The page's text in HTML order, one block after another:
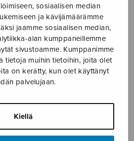
sosiaalisen median
ja kävijämäärämme
jaamme sosiaalisen median,
alan kumppaneillemme
sivustoamme. Kumppanimme
tietoja muihin tietoihin, joita olet
on kerätty, kun olet käyttänyt
palvelujaan.
Kiellä
mukaan
krs.